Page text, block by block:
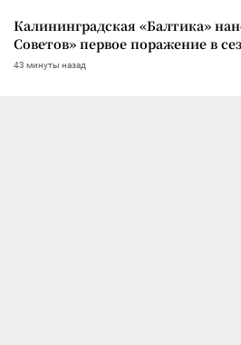
Калининградская «Балтика»
Советов» первое поражение в
43 минуты назад